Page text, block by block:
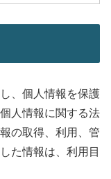
、個人情報を保護
人情報に関する法
の取得、利用、管
た情報は、利用目